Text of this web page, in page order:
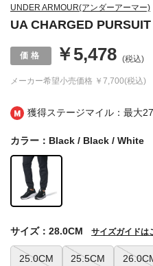
獲得ステージマイル：最大
UNDER ARMOUR(アンダーアーマー)
UA CHARGED
メーカー希望小売価格 ￥7,700(税込)
￥5,478 (税込)
カラー：Black / Black / White
25.0CM 25.5CM
サイズ：28.0CM サイズガイドは